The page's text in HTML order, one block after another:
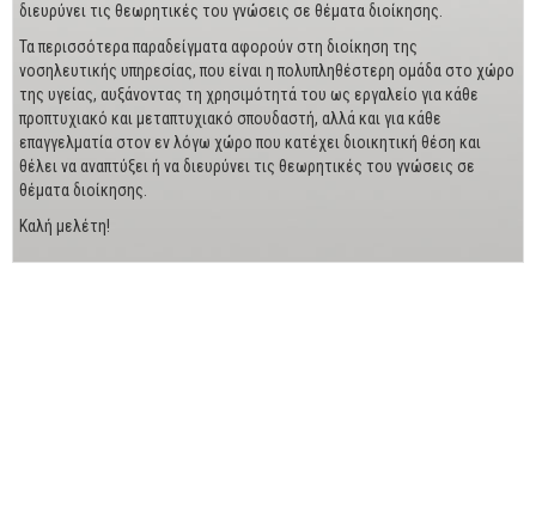
διευρύνει τις θεωρητικές του γνώσεις σε θέματα διοίκησης.
Τα περισσότερα παραδείγματα αφορούν στη διοίκηση της
νοσηλευτικής υπηρεσίας, που είναι η πολυπληθέστερη ομάδα στο χώρο
της υγείας, αυξάνοντας τη χρησιμότητά του ως εργαλείο για κάθε
προπτυχιακό και μεταπτυχιακό σπουδαστή, αλλά και για κάθε
επαγγελματία στον εν λόγω χώρο που κατέχει διοικητική θέση και
θέλει να αναπτύξει ή να διευρύνει τις θεωρητικές του γνώσεις σε
θέματα διοίκησης.
Καλή μελέτη!